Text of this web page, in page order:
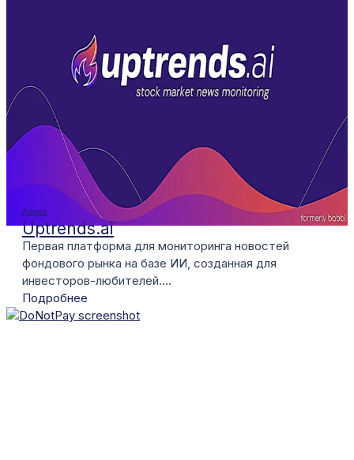
Архив
Uptrends.ai
Первая платформа для мониторинга новостей
фондового рынка на базе ИИ, созданная для
инвесторов-любителей....
Подробнее